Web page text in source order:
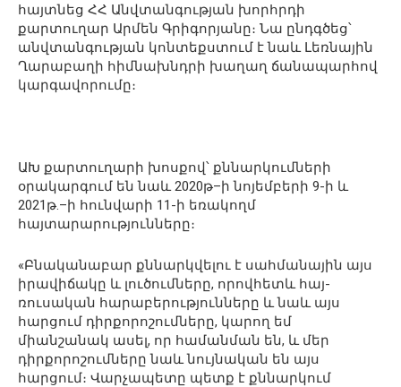
հայտնեց ՀՀ Անվտանգության խորհրդի
քարտուղար Արմեն Գրիգորյանը։ Նա ընդգծեց՝
անվտանգության կոնտեքստում է նաև Լեռնային
Ղարաբաղի հիմնախնդրի խաղաղ ճանապարհով
կարգավորումը։
ԱԽ քարտուղարի խոսքով՝ քննարկումների
օրակարգում են նաև 2020թ–ի նոյեմբերի 9-ի և
2021թ.–ի հունվարի 11-ի եռակողմ
հայտարարությունները։
«Բնականաբար քննարկվելու է սահմանային այս
իրավիճակը և լուծումները, որովհետև հայ-
ռուսական հարաբերությունները և նաև այս
հարցում դիրքորոշումները, կարող եմ
միանշանակ ասել, որ համանման են, և մեր
դիրքորոշումները նաև նույնական են այս
հարցում։ Վարչապետը պետք է քննարկում